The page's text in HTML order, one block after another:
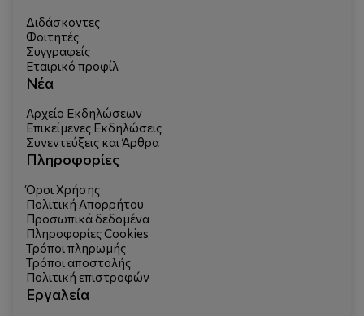
Διδάσκοντες
Φοιτητές
Συγγραφείς
Εταιρικό προφίλ
Νέα
Αρχείο Εκδηλώσεων
Επικείμενες Εκδηλώσεις
Συνεντεύξεις και Άρθρα
Πληροφορίες
Όροι Χρήσης
Πολιτική Απορρήτου
Προσωπικά δεδομένα
Πληροφορίες Cookies
Τρόποι πληρωμής
Τρόποι αποστολής
Πολιτική επιστροφών
Εργαλεία